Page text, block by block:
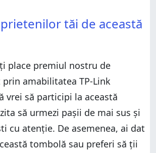
tăi de această
place premiul nostru de
amabilitatea TP-Link
vrei să participi la această
să urmezi pașii de mai sus și
cu atenție. De asemenea, ai dat
tombolă sau preferi să ții